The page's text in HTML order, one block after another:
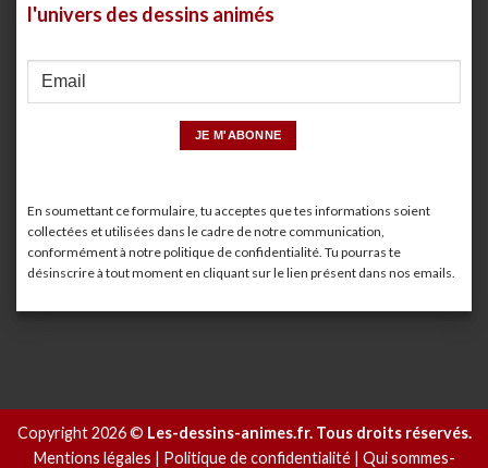
l'univers des dessins animés
En soumettant ce formulaire, tu acceptes que tes informations soient
collectées et utilisées dans le cadre de notre communication,
conformément à notrepolitique de confidentialité. Tu pourras te
désinscrire à tout moment en cliquant sur le lien présent dans nos emails.
Copyright 2026 © Les-dessins-animes.fr. Tous droits réservés.
Mentions légales | Politique de confidentialité| Qui sommes-